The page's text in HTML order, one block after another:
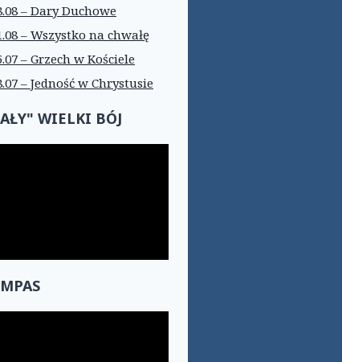
– Dary Duchowe
– Wszystko na chwałę
– Grzech w Kościele
– Jedność w Chrystusie
WIELKI BÓJ